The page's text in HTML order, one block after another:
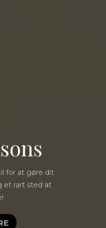
for at gøre dit
et rart sted at